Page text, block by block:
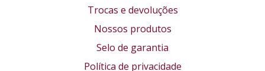
Trocas e devoluções
Nossos produtos
Selo de garantia
Política de privacidade